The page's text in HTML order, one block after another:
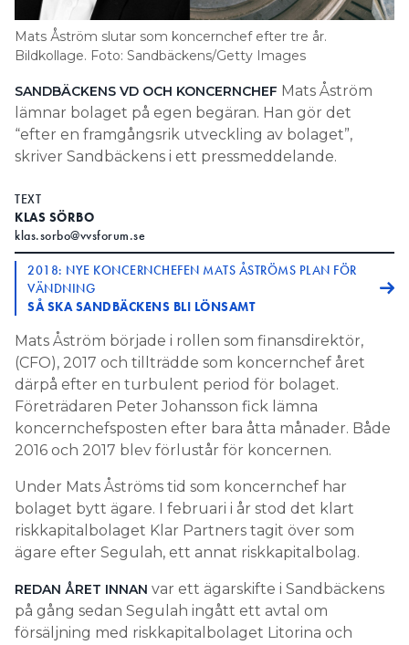
Information om GDPR
Search for:
SEARCH
Mats Åström slutar som koncernchef efter tre år.
Bildkollage. Foto: Sandbäckens/Getty Images
SANDBÄCKENS VD OCH KONCERNCHEF Mats Åström
lämnar bolaget på egen begäran. Han gör det
“efter en framgångsrik utveckling av bolaget”,
skriver Sandbäckens i ett pressmeddelande.
TEXT
KLAS SÖRBO
klas.sorbo@vvsforum.se
2018: NYE KONCERNCHEFEN MATS ÅSTRÖMS PLAN FÖR
VÄNDNING
SÅ SKA SANDBÄCKENS BLI LÖNSAMT
Mats Åström började i rollen som finansdirektör,
(CFO), 2017 och tillträdde som koncernchef året
därpå efter en turbulent period för bolaget.
Företrädaren Peter Johansson fick lämna
koncernchefsposten efter bara åtta månader. Både
2016 och 2017 blev förlustår för koncernen.
Under Mats Åströms tid som koncernchef har
bolaget bytt ägare. I februari i år stod det klart
riskkapitalbolaget Klar Partners tagit över som
ägare efter Segulah, ett annat riskkapitalbolag.
REDAN ÅRET INNAN var ett ägarskifte i Sandbäckens
på gång sedan Segulah ingått ett avtal om
försäljning med riskkapitalbolaget Litorina och